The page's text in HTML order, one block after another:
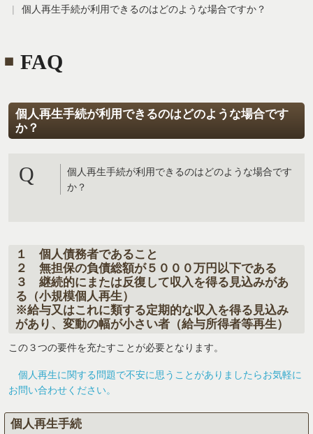
債務整理
個人再生
個人再生手続が利用できるのはどのような場合ですか？
FAQ
個人再生手続が利用できるのはどのような場合です
か？
Q
個人再生手続が利用できるのはどのような場合です
か？
１個人債務者であること
２無担保の負債総額が５０００万円以下である
３継続的にまたは反復して収入を得る見込みがあ
る （小規模個人再生）
※給与又はこれに類する定期的な収入を得る見込み
があり、変動の幅が小さい者（給与所得者等再生）
この３つの要件を充たすことが必要となります。
個人再生に関する問題で不安に思うことがありましたらお気軽に
お問い合わせください。
個人再生手続